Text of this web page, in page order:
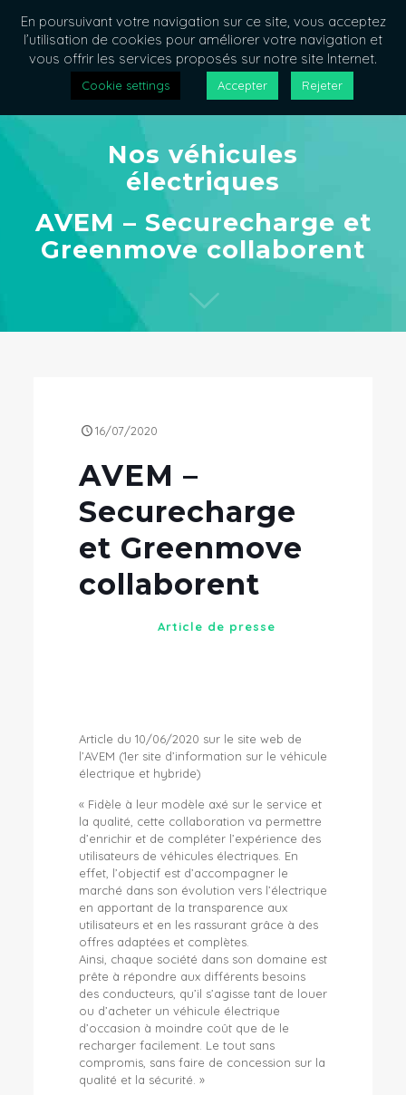
Nos véhicules
électriques
AVEM – Securecharge et
Greenmove collaborent
16/07/2020
AVEM –
Securecharge
et Greenmove
collaborent
Article de presse
Article du 10/06/2020 sur le site web de
l’AVEM (1er site d’information sur le véhicule
électrique et hybride)
« Fidèle à leur modèle axé sur le service et
la qualité, cette collaboration va permettre
d’enrichir et de compléter l’expérience des
utilisateurs de véhicules électriques. En
effet, l’objectif est d’accompagner le
marché dans son évolution vers l’électrique
en apportant de la transparence aux
utilisateurs et en les rassurant grâce à des
offres adaptées et complètes.
Ainsi, chaque société dans son domaine est
prête à répondre aux différents besoins
des conducteurs, qu’il s’agisse tant de louer
ou d’acheter un véhicule électrique
d’occasion à moindre coût que de le
recharger facilement. Le tout sans
compromis, sans faire de concession sur la
qualité et la sécurité. »
En poursuivant votre navigation sur ce site, vous acceptez
l’utilisation de cookies pour améliorer votre navigation et
vous offrir les services proposés sur notre site Internet.
Cookie settings Accepter Rejeter